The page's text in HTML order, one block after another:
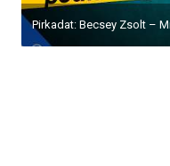
Pirkadat: Becsey Zsolt –